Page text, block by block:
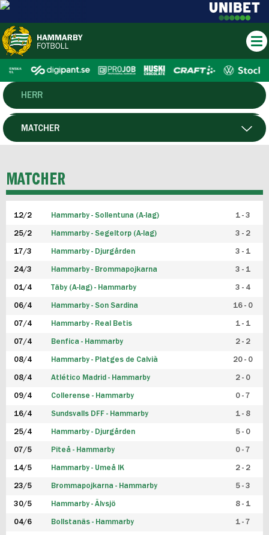
HERR
DAM
P19
F19
FUTSAL HERR
FUTSAL DAM
MATCHER
MATCHER
12/2 Hammarby - Sollentuna (A-lag) 1 - 3
25/2 Hammarby - Segeltorp (A-lag) 3 - 2
17/3 Hammarby - Djurgården 3 - 1
24/3 Hammarby - Brommapojkarna 3 - 1
01/4 Täby (A-lag) - Hammarby 3 - 4
06/4 Hammarby - Son Sardina 16 - 0
07/4 Hammarby - Real Betis 1 - 1
07/4 Benfica - Hammarby 2 - 2
08/4 Hammarby - Platges de Calvià 20 - 0
08/4 Atlético Madrid - Hammarby 2 - 0
09/4 Collerense - Hammarby 0 - 7
16/4 Sundsvalls DFF - Hammarby 1 - 8
25/4 Hammarby - Djurgården 5 - 0
07/5 Piteå - Hammarby 0 - 7
14/5 Hammarby - Umeå IK 2 - 2
23/5 Brommapojkarna - Hammarby 5 - 3
30/5 Hammarby - Älvsjö 8 - 1
04/6 Bollstanäs - Hammarby 1 - 7